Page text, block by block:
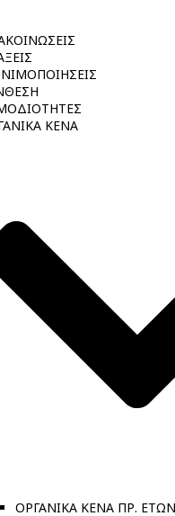
ΚΕΝΑ
ΟΡΓΑΝΙΚΑ ΚΕΝΑ ΠΡ. ΕΤΩΝ